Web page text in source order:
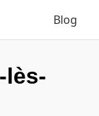
Blog
lès-